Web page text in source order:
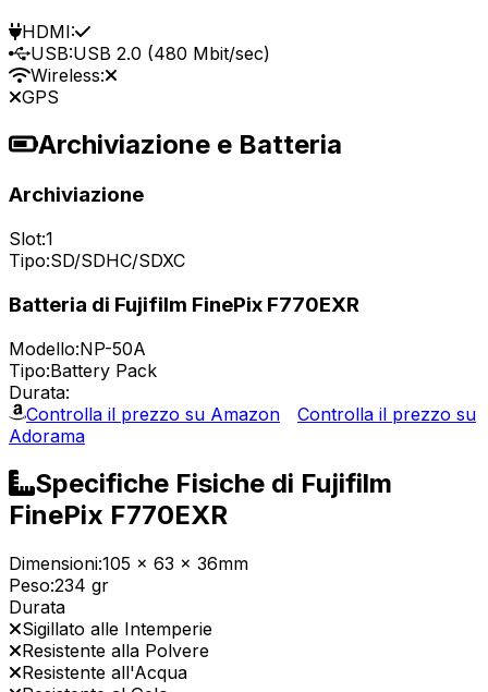
HDMI:
USB:USB 2.0 (480 Mbit/sec)
Wireless:
GPS
Archiviazione e Batteria
Archiviazione
Slot:1
Tipo:SD/SDHC/SDXC
Batteria di Fujifilm FinePix F770EXR
Modello:NP-50A
Tipo:Battery Pack
Durata:
Controlla il prezzo su Amazon
Controlla il prezzo su
Adorama
Specifiche Fisiche di Fujifilm
FinePix F770EXR
Dimensioni:105 x 63 x 36mm
Peso:234 gr
Durata
Sigillato alle Intemperie
Resistente alla Polvere
Resistente all'Acqua